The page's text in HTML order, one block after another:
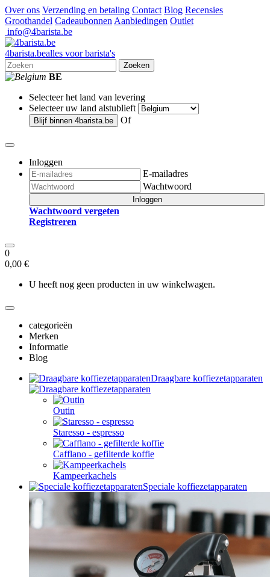
Over ons Verzending en betaling Contact Blog Recensies
Groothandel Cadeaubonnen Aanbiedingen Outlet
info@4barista.be
4barista.bealles voor barista's
Zoeken
BE
Selecteer het land van levering
Selecteer uw land alstublieft
Blijf binnen 4barista.be Of
Inloggen
E-mailadres
Wachtwoord
Inloggen
Wachtwoord vergeten
Registreren
0
0,00 €
U heeft nog geen producten in uw winkelwagen.
categorieën
Merken
Informatie
Blog
Draagbare koffiezetapparaten
Outin
Staresso - espresso
Cafflano - gefilterde koffie
Kampeerkachels
Speciale koffiezetapparaten